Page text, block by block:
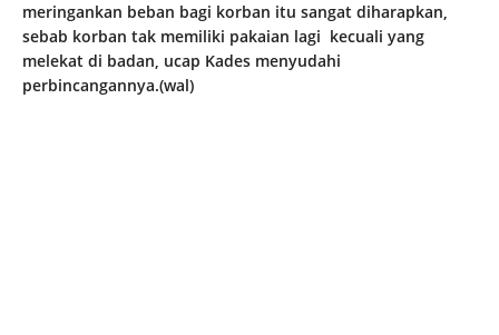
meringankan beban bagi korban itu sangat diharapkan,
sebab korban tak memiliki pakaian lagi kecuali yang
melekat di badan, ucap Kades menyudahi
perbincangannya.(wal)